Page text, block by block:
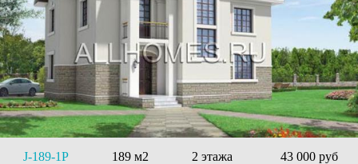
J-189-1P 189 м2 2 этажа 43 000 руб